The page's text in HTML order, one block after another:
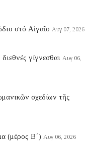
στό Αἰγαῖο Αυγ 07, 2026
γίγνεσθαι Αυγ 06,
σχεδίων τῆς
(μέρος B΄) Αυγ 06, 2026